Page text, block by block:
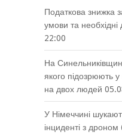
Податкова знижка
умови та необхідні
22:00
На
якого підозрюють у
на двох людей
У Німеччині
інциденті з дроном